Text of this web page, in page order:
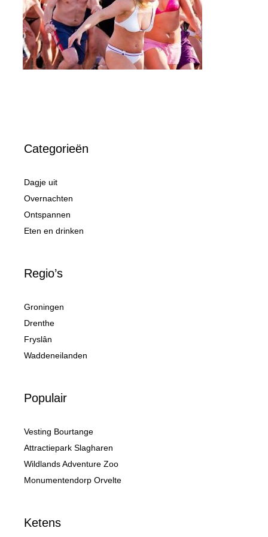
Categorieën
Dagje uit
Overnachten
Ontspannen
Eten en drinken
Regio’s
Groningen
Drenthe
Fryslân
Waddeneilanden
Populair
Vesting Bourtange
Attractiepark Slagharen
Wildlands Adventure Zoo
Monumentendorp Orvelte
Ketens